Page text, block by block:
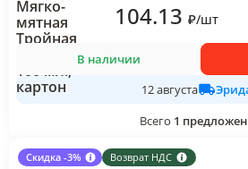
104.13 ₽/шт
В наличии
12 августа
Всего 1
Скидка -3% Возврат НДС